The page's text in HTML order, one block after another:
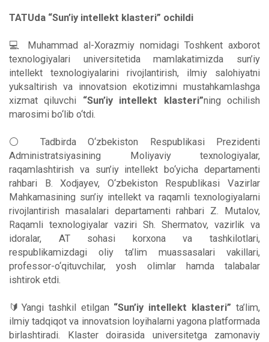
TATUda “Sun’iy intellekt klasteri” ochildi
💻 Muhammad al-Xorazmiy nomidagi Toshkent axborot
texnologiyalari universitetida mamlakatimizda sun’iy
intellekt texnologiyalarini rivojlantirish, ilmiy salohiyatni
yuksaltirish va innovatsion ekotizimni mustahkamlashga
xizmat qiluvchi “Sun’iy intellekt klasteri”ning ochilish
marosimi bo‘lib o‘tdi.
⚪️ Tadbirda O‘zbekiston Respublikasi Prezidenti
Administratsiyasining Moliyaviy texnologiyalar,
raqamlashtirish va sun’iy intellekt bo‘yicha departamenti
rahbari B. Xodjayev, O‘zbekiston Respublikasi Vazirlar
Mahkamasining sun’iy intellekt va raqamli texnologiyalarni
rivojlantirish masalalari departamenti rahbari Z. Mutalov,
Raqamli texnologiyalar vaziri Sh. Shermatov, vazirlik va
idoralar, AT sohasi korxona va tashkilotlari,
respublikamizdagi oliy ta’lim muassasalari vakillari,
professor-o‘qituvchilar, yosh olimlar hamda talabalar
ishtirok etdi.
🔰Yangi tashkil etilgan “Sun’iy intellekt klasteri” ta’lim,
ilmiy tadqiqot va innovatsion loyihalarni yagona platformada
birlashtiradi. Klaster doirasida universitetga zamonaviy